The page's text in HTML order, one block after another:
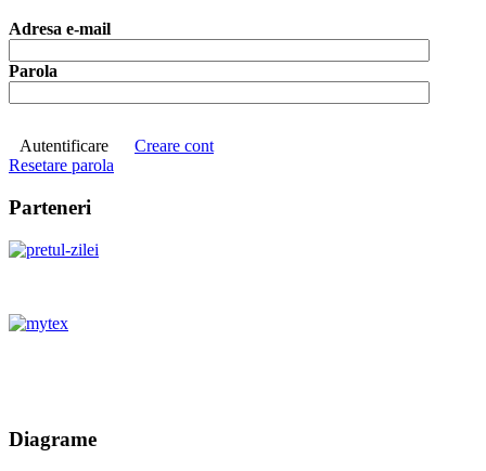
Adresa e-mail
Parola
Autentificare
Creare cont
Resetare parola
Parteneri
Diagrame